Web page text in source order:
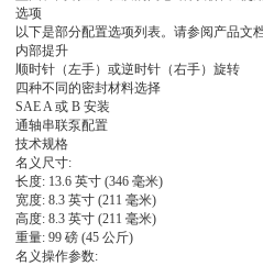
选项
以下是部分配置选项列表。请参阅产品文
内部提升
顺时针（左手）或逆时针（右手）旋转
四种不同的密封材料选择
SAE A 或 B 安装
通轴串联泵配置
技术规格
名义尺寸:
长度: 13.6 英寸 (346 毫米)
宽度: 8.3 英寸 (211 毫米)
高度: 8.3 英寸 (211 毫米)
重量: 99 磅 (45 公斤)
名义操作参数: